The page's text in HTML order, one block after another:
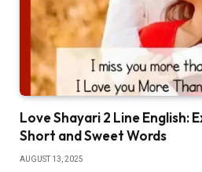
Love Shayari 2 Line English:
Short and Sweet Words
AUGUST 13, 2025